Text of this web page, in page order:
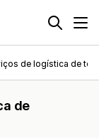
de logística de
de